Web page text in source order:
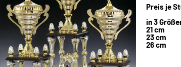
Preis je
in 3
21 cm
23 cm
26 cm